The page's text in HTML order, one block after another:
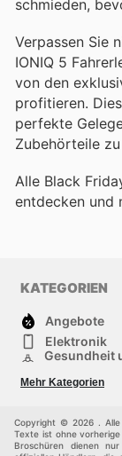
schmieden,
Verpassen Sie
IONIQ 5
von den
profitieren.
perfekte
Zubehörteile
Alle Black
entdecken und
KATEGORIEN
Angebote
Elektronik
Gesundheit
Sportartikel
Mehr Kategorien
Copyright © 2026 . Alle
Texte ist ohne
Broschüren dienen